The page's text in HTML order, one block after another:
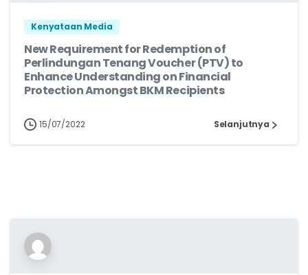
Kenyataan Media
New Requirement for Redemption of
Perlindungan Tenang Voucher (PTV) to
Enhance Understanding on Financial
Protection Amongst BKM Recipients
15/07/2022 Selanjutnya